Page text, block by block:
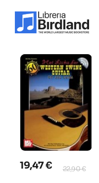
19,47 € 22,90 €